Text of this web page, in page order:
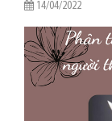
14/04/2022